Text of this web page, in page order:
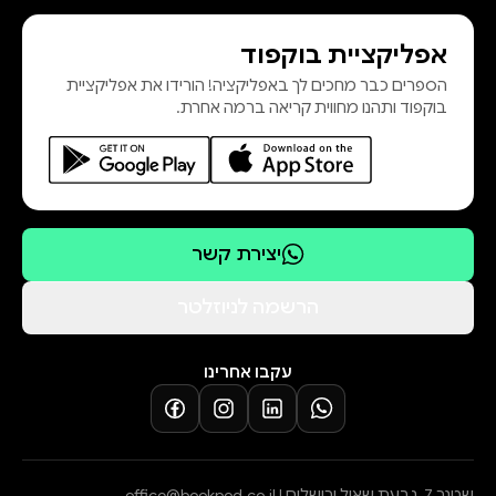
עבודות שהוצגו בה ואז הוסרו ממנה.
הדבר עורר טלטלה גדולה בשדה
האמנות והדיה הגיעו לתקשורת
הבינלאומית. התיק המיוחד העוסק בה
מורכב מפרספקטיבות שונות
אפליקציית בוקפוד
הספרים כבר מחכים לך באפליקציה! הורידו את אפליקציית
בוקפוד ותהנו מחווית קריאה ברמה אחרת.
יצירת קשר
עקבו אחרינו